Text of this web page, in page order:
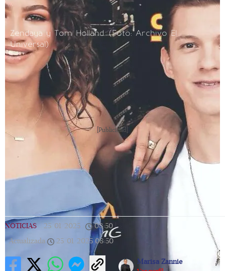
Zendaya y Tom Holland. (Foto: Archivo El
Universal)
[Publicidad]
NOTICIAS 25/01/2025 08:50 |
Actualizada
25/01/2025 08:50
Marisa Zannie